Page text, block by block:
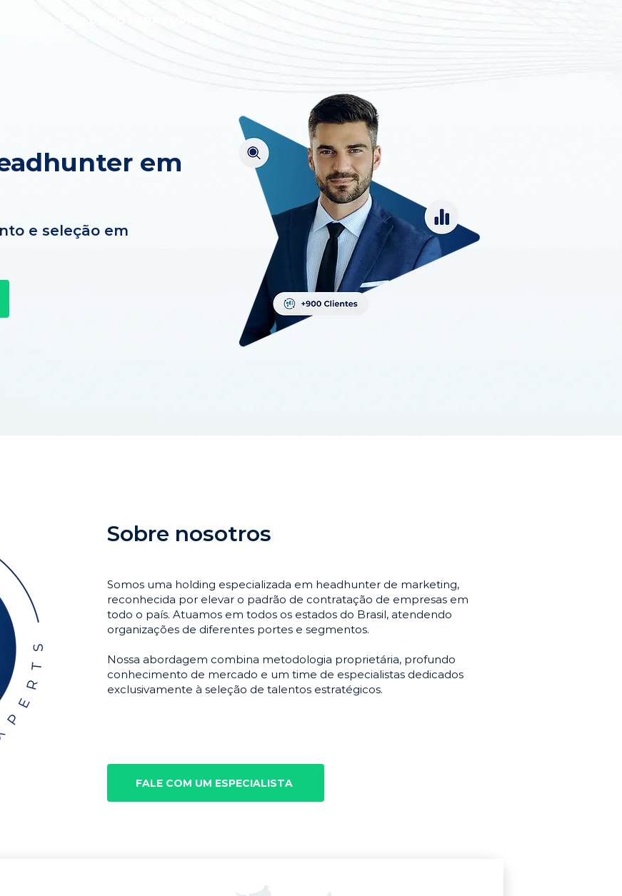
em
e seleção em
Sobre nosotros
Somos uma holding especializada em headhunter de marketing,
reconhecida por elevar o padrão de contratação de empresas em
todo o país. Atuamos em todos os estados do Brasil, atendendo
organizações de diferentes portes e segmentos.
Nossa abordagem combina metodologia proprietária, profundo
conhecimento de mercado e um time de especialistas dedicados
exclusivamente à seleção de talentos estratégicos.
FALE COM UM ESPECIALISTA